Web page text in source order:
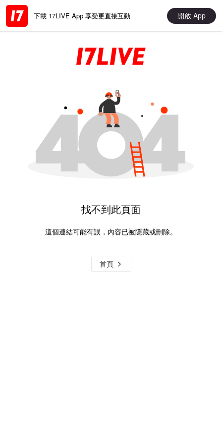
下載 17LIVE App 享受更直接互動 開啟 App
找不到此頁面
這個連結可能有誤，內容已被隱藏或刪除。
首頁